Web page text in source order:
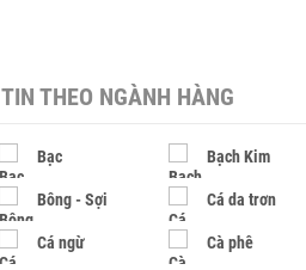
TIN THEO NGÀNH HÀNG
Bạc Bạch Kim
Bông - Sợi Cá da trơn
Cá ngừ Cà phê